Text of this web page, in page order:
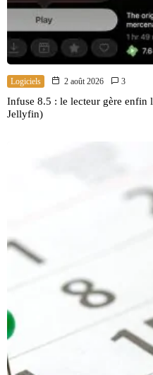
Logiciels 2 août 2026 3
Infuse 8.5 : le lecteur gère enfin
Jellyfin)